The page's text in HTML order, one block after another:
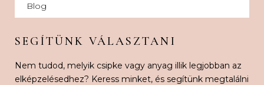
Blog
SEGÍTÜNK VÁLASZTANI
Nem tudod, melyik csipke vagy anyag illik legjobban az
elképzelésedhez? Keress minket, és segítünk megtalálni